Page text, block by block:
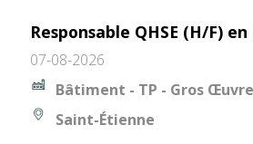
Responsable QHSE (H/F) en
07-08-2026
Bâtiment - TP - Gros Œuvre
Saint-Étienne